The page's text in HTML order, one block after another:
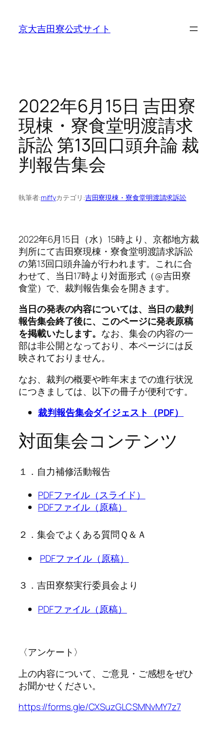
京大吉田寮公式サイト
2022年6月15日 吉田寮
現棟・寮食堂明渡請求
訴訟 第13回口頭弁論 裁
判報告集会
執筆者:miffyカテゴリ:吉田寮現棟・寮食堂明渡請求訴訟
2022年6月15日（水）15時より、京都地方裁
判所にて吉田寮現棟・寮食堂明渡請求訴訟
の第13回口頭弁論が行われます。これに合
わせて、当日17時より対面形式（@吉田寮
食堂）で、裁判報告集会を開きます。
当日の発表の内容については、当日の裁判
報告集会終了後に、このページに発表原稿
を掲載いたします。 なお、集会の内容の一
部は非公開となっており、本ページには反
映されておりません。
なお、裁判の概要や昨年末までの進行状況
につきましては、以下の冊子が便利です。
裁判報告集会ダイジェスト（PDF）
対面集会コンテンツ
１．自力補修活動報告
PDFファイル （スライド）
PDFファイル（原稿）
２．集会でよくある質問Ｑ＆Ａ
PDFファイル（原稿）
３．吉田寮祭実行委員会より
PDFファイル（原稿）
〈アンケート〉
上の内容について、ご意見・ご感想をぜひ
お聞かせください。
https://forms.gle/CXSuzGLCSMNvMY7z7